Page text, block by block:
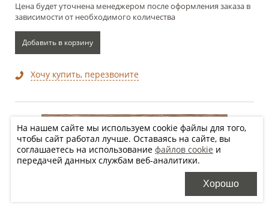
Цена будет уточнена менеджером после оформления заказа в
зависимости от необходимого количества
Добавить в корзину
Хочу купить, перезвоните
На нашем сайте мы используем cookie файлы для того,
чтобы сайт работал лучше. Оставаясь на сайте, вы
соглашаетесь на использование файлов cookie и
передачей данных службам веб-аналитики.
Хорошо